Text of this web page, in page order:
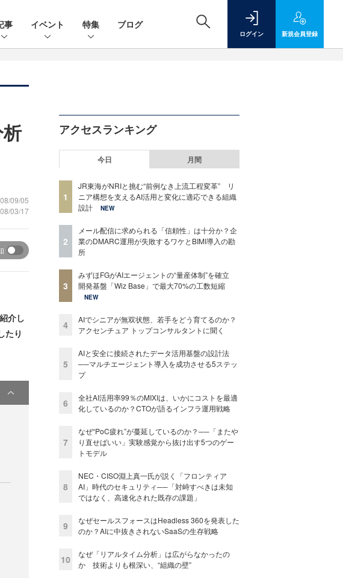
事 イベント 特集 ブログ
ログイン 新規会員登録
09/05
03/17
介し
たり
アクセスランキング
今日 月間
1
JR東海がNRIと挑む“前例なき上流工程変革” リ
ニア構想を支えるAI活用と変化に適応できる組織
設計
NEW
2
メール配信に求められる「信頼性」は十分か？企
業のDMARC運用が失敗するワケとBIMI導入の勘
所
3
みずほFGがAIエージェントの“量産体制”を確立
開発基盤「Wiz Base」で最大70%の工数短縮
NEW
4
AIでシニアが無双状態、若手をどう育てるのか？
アクセンチュア トップコンサルタントに聞く
5
AIと安全に接続されたデータ活用基盤の設計法
──マルチエージェント導入を成功させる5ステッ
プ
6
全社AI活用率99％のMIXIは、いかにコストを最適
化しているのか？CTOが語るインフラ運用戦略
7
なぜ“PoC疲れ”が蔓延しているのか？──「またや
り直せばいい」実験感覚から抜け出す5つのゲー
トモデル
8
NEC・CISO淵上真一氏が説く「フロンティア
AI」時代のセキュリティ──「対峙すべきは未知
ではなく、高速化された既存の課題」
9
なぜセールスフォースはHeadless 360を発表した
のか？AIに中抜きされないSaaSの生存戦略
10
なぜ「リアルタイム分析」は広がらなかったの
か 技術よりも根深い、“組織の壁”